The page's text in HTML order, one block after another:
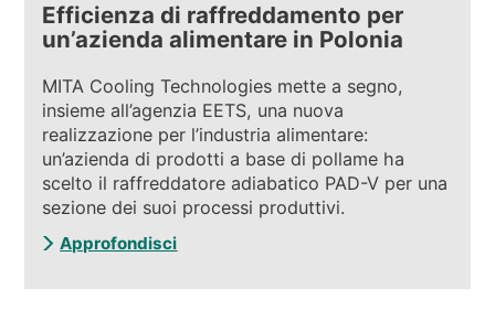
Efficienza di raffreddamento per
un’azienda alimentare in Polonia
MITA Cooling Technologies mette a segno,
insieme all’agenzia EETS, una nuova
realizzazione per l’industria alimentare:
un’azienda di prodotti a base di pollame ha
scelto il raffreddatore adiabatico PAD-V per una
sezione dei suoi processi produttivi.
Approfondisci